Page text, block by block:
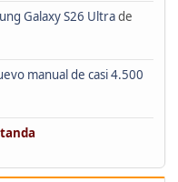
Galaxy S26 Ultrade
manual de casi 4.500